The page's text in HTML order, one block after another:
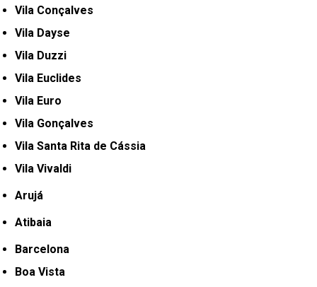
Vila Conçalves
Vila Dayse
Vila Duzzi
Vila Euclides
Vila Euro
Vila Gonçalves
Vila Santa Rita de Cássia
Vila Vivaldi
Arujá
Atibaia
Barcelona
Boa Vista